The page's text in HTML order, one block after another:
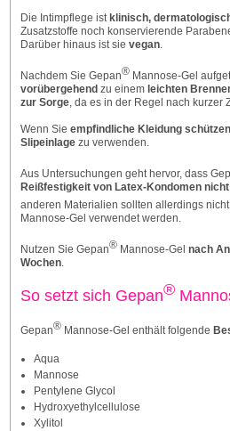
Die Intimpflege istklinisch,
Zusatzstoffe noch konservierende
Darüber hinaus ist sie vegan.
Nachdem Sie Gepan®Mannose-Gel
vorübergehendzu einemleichten
zur Sorge, da es in der Regel nach kurzer
Wenn Sie empfindliche Kleidung schützen
Slipeinlagezu verwenden.
Aus Untersuchungen geht hervor, dass
Reißfestigkeit von Latex-Kondomen
anderen Materialien sollten allerdings
Mannose-Gel verwendet werden.
Nutzen Sie Gepan®Mannose-Gel nach
Wochen.
So setzt sich Gepan®
Gepan®Mannose-Gel enthält folgende
Aqua
Mannose
Pentylene Glycol
Hydroxyethylcellulose
Xylitol